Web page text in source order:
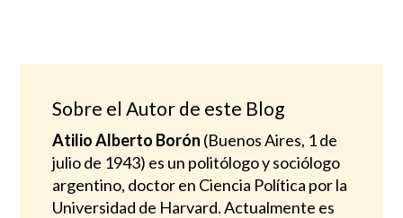
Sobre el Autor de este Blog
Atilio Alberto Borón (Buenos Aires, 1 de
julio de 1943) es un politólogo y sociólogo
argentino, doctor en Ciencia Política por la
Universidad de Harvard. Actualmente es